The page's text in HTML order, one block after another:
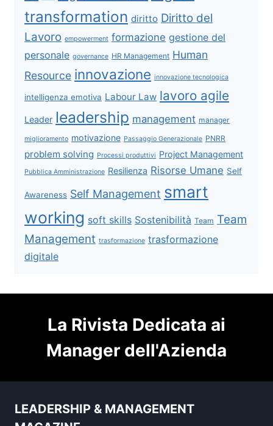
transformation diritto Diritto del
Lavoro empowerment formazione gestione del
personale governance HR Management Human
Resource innovazione innovazione tecnologica
intelligenza emotiva Labour Law lavoro agile
Leader leadership management manager
miglioramento motivazione Passaggio Generazionale PNRR
problem solving Processi produttivi Project Management
Pubblica Amministrazione Resilienza Risorse Umane Self
Awareness Self Management smart
working soft skills Sostenibilità Team Team
Management trasformazione trasformazione
digitale
La Rivista Dedicata ai
Manager dell'Azienda
LEADERSHIP & MANAGEMENT